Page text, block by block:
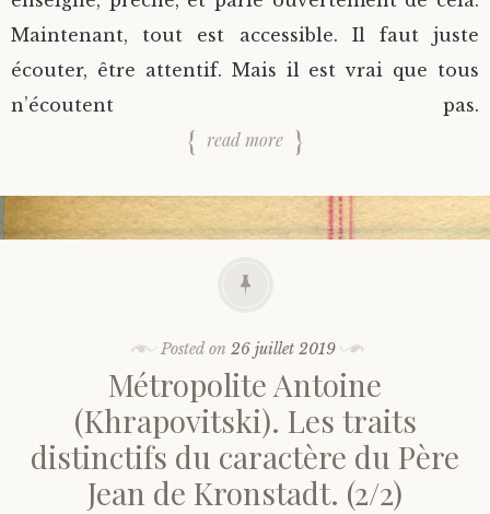
Maintenant, tout est accessible. Il faut juste
écouter, être attentif. Mais il est vrai que tous
n’écoutent pas.
read more
Posted on26 juillet 2019
Métropolite Antoine
(Khrapovitski). Les traits
distinctifs du caractère du Père
Jean de Kronstadt. (2/2)